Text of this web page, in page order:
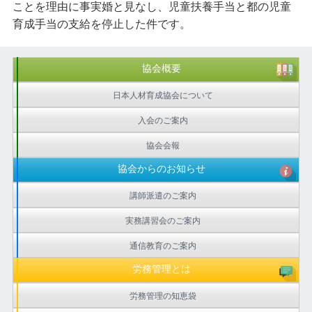
ことを理由に事実婚と見なし、児童扶養手当と都の児童
育成手当の支給を停止した件です。
協会概要
日本人材育成協会について
入会のご案内
協会会報
協会からのお知らせ
講師派遣のご案内
実務講習会のご案内
通信教育のご案内
労務管理とは
労務管理の知恵袋